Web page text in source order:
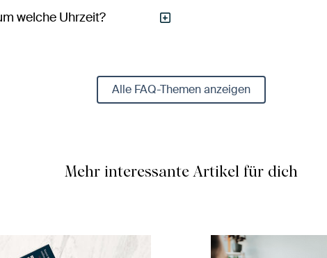
welche Uhrzeit?
Alle FAQ-Themen anzeigen
Mehr interessante Artikel für dich